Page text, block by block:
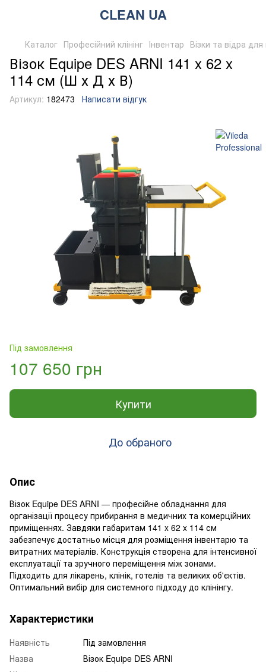
CLEAN UA
Каталог Професійний клінінг Інвентар Візки та відра
Візок Equipe DES ARNI 141 x 62 x
114 см (Ш х Д х В)
Артикул: 182473 Написати відгук
Під замовлення
107 650 грн
Купити
До обраного
Опис
Візок Equipe DES ARNI — професійне обладнання для
організації процесу прибирання в медичних та комерційних
приміщеннях. Завдяки габаритам 141 x 62 x 114 см
забезпечує достатньо місця для розміщення інвентарю та
витратних матеріалів. Конструкція створена для інтенсивної
експлуатації та зручного переміщення між зонами.
Підходить для лікарень, клінік, готелів та великих об'єктів.
Оптимальний вибір для системного підходу до клінінгу.
Характеристики
Наявність
Під замовлення
Назва
Візок Equipe DES ARNI